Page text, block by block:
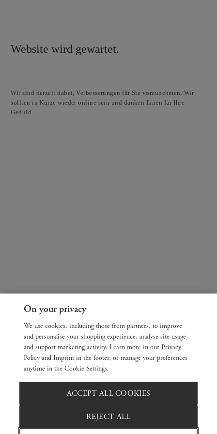
Website wird gewartet.
Wir sind derzeit dabei, Verbesserungen für Sie vorzunehmen. Wir
sollten in Kürze wieder online sein und danken Ihnen für Ihre
Geduld.
On your privacy
We use cookies, including those from partners, to improve
and personalise your shopping experience, analyse site usage
and support marketing activity. Learn more in our Privacy
Policy and Imprint in the footer, or manage your preferences
anytime in the Cookie Settings.
REJECT ALL
ACCEPT ALL COOKIES